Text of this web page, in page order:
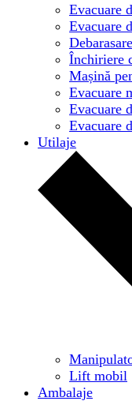
Evacuare
Evacuare
Închiriere
Mașină
Evacuare
Evacuare
Evacuare
Utilaje
Lift mobil
Ambalaje